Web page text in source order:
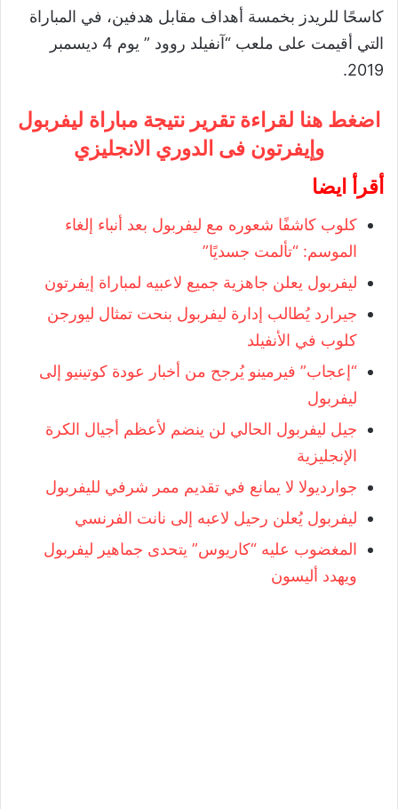
كاسحًا للريدز بخمسة أهداف مقابل هدفين، في المباراة
التي أقيمت على ملعب “آنفيلد روود ” يوم 4 ديسمبر
2019.
اضغط هنا لقراءة تقرير نتيجة مباراة ليفربول
وإيفرتون فى الدوري الانجليزي
أقرأ ايضا
كلوب كاشفًا شعوره مع ليفربول بعد أنباء إلغاء
الموسم: “تألمت جسديًا”
ليفربول يعلن جاهزية جميع لاعبيه لمباراة إيفرتون
جيرارد يُطالب إدارة ليفربول بنحت تمثال ليورجن
كلوب في الأنفيلد
“إعجاب” فيرمينو يُرجح من أخبار عودة كوتينيو إلى
ليفربول
جيل ليفربول الحالي لن ينضم لأعظم أجيال الكرة
الإنجليزية
جوارديولا لا يمانع في تقديم ممر شرفي لليفربول
ليفربول يُعلن رحيل لاعبه إلى نانت الفرنسي
المغضوب عليه “كاريوس” يتحدى جماهير ليفربول
ويهدد أليسون